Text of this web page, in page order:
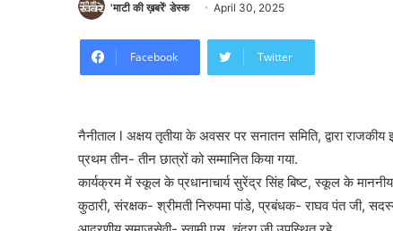
'माटी की ख़बरें' डेस्क April 30, 2025
Facebook Twitter
नैनीताल l अक्षय तृतीया के अवसर पर सनातन समिति, द्वारा
प्रथम तीन- तीन छात्रों को सम्मानित किया गया.
कार्यक्रम में स्कूल के प्रधानाचार्य सुरेंद्र सिंह बिष्ट, स्कूल के
कुठारी, संरक्षक- श्रीमती निरुपमा पांडे, प्रबंधक- राघव पंत जी,